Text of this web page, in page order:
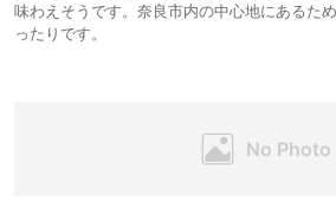
味わえそうです。奈良市内の中心地にあるた
ったりです。